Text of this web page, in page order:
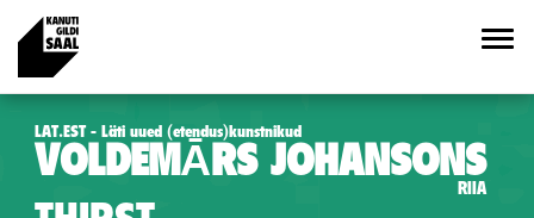
LAT.EST - Läti uued (etendus)kunstnikud
VOLDEMĀRS JOHANSONS
RIIA